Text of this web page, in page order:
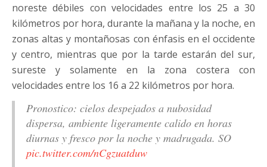
noreste débiles con velocidades entre los 25 a 30
kilómetros por hora, durante la mañana y la noche, en
zonas altas y montañosas con énfasis en el occidente
y centro, mientras que por la tarde estarán del sur,
sureste y solamente en la zona costera con
velocidades entre los 16 a 22 kilómetros por hora.
Pronostico: cielos despejados a nubosidad
dispersa, ambiente ligeramente calido en horas
diurnas y fresco por la noche y madrugada. SO
pic.twitter.com/nCgzuatduw